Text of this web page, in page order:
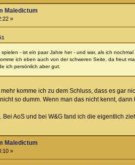
Maledictum
»
- ist ein paar Jahre her - und war, als ich
ich eben auch von der schweren Seite, da freut
ich persönlich aber gut.
komme ich zu dem Schluss, dass es gar
so dumm. Wenn man das nicht kennt,
Bei AoS und bei W&G fand ich die eigentlich
Maledictum
»